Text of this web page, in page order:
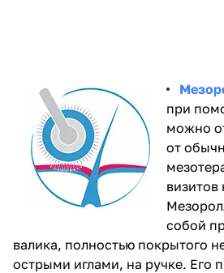
при
можно
от
визитов
собой
валика, полностью покрытого
острыми иглами, на ручке. Его